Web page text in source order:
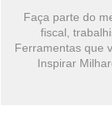
Faça parte do
fiscal,
Ferramentas que
Inspirar